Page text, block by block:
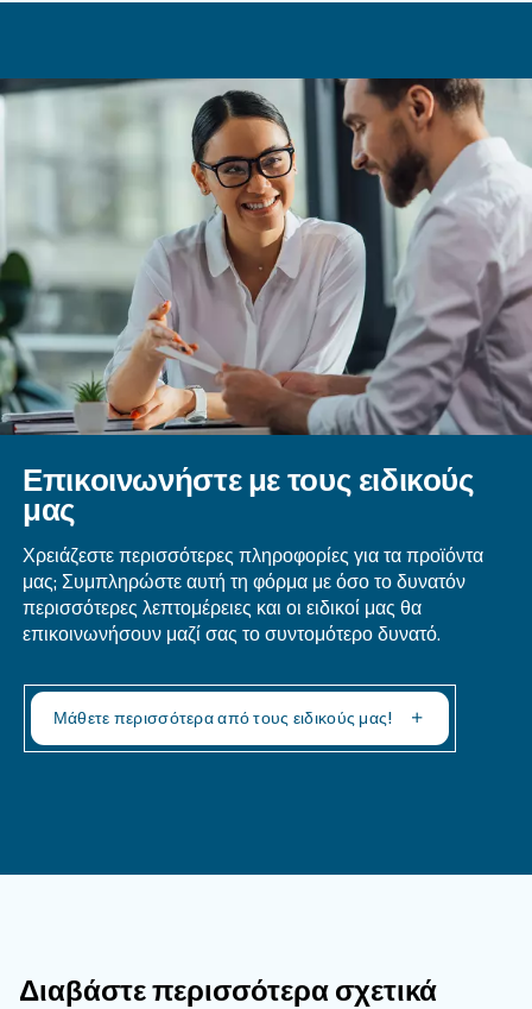
PSI
Τι Είναι Το CFM Και Πώς Διαφέρει
Πώς Επηρεάζουν Τα CFM Και PSI Τη
Λειτουργία Των Συστημάτων
Αέρα;
Το CFM προσδιορίζει την ποσότητα ροής αέρα
απαιτείται για διαφορετικές εφαρμογές, ενώ
υποδεικνύει τη δύναμη που απαιτείται για την
αποτελεσματική εκτέλεση των εργασιών.
Μπορούν Τα CFM Να Μετατραπούν
Το Αντίστροφο;